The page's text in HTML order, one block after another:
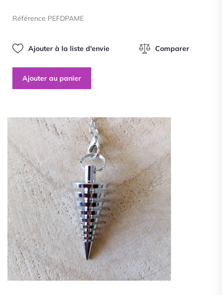
5
Référence PEFDPAME
Ajouter à la liste d'envie Comparer
Ajouter au panier